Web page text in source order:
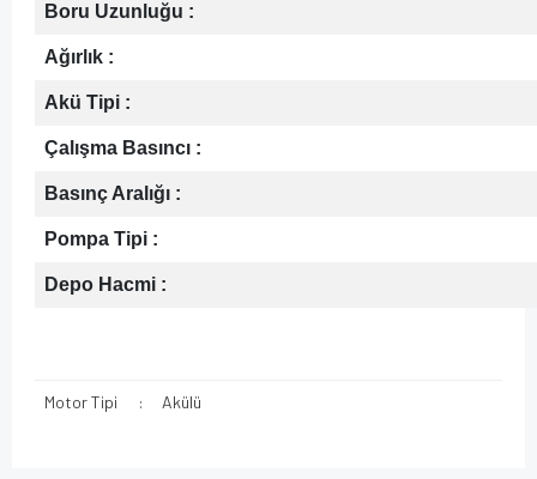
Boru Uzunluğu :
Ağırlık :
Akü Tipi :
Çalışma Basıncı :
Basınç Aralığı :
Pompa Tipi :
Depo Hacmi :
Motor Tipi : Akülü